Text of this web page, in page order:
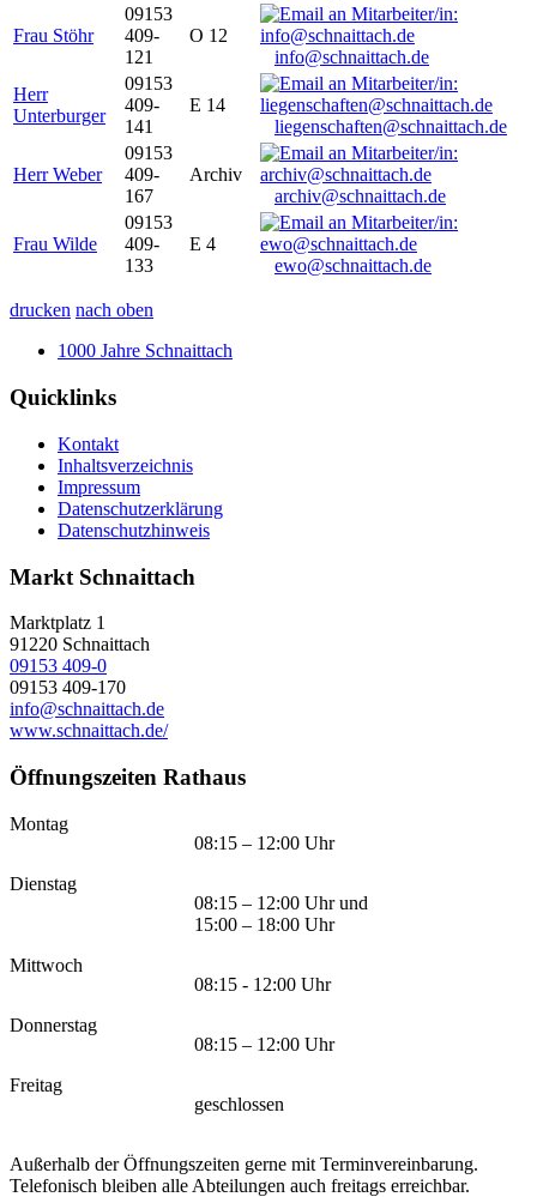
Frau Stöhr
09153
409-
121
O 12
info@schnaittach.de
Herr
Unterburger
09153
409-
141
E 14
liegenschaften@schnaittach.de
Herr Weber
09153
409-
167
Archiv
archiv@schnaittach.de
Frau Wilde
09153
409-
133
E 4
ewo@schnaittach.de
drucken nach oben
1000 Jahre Schnaittach
Quicklinks
Kontakt
Inhaltsverzeichnis
Impressum
Datenschutzerklärung
Datenschutzhinweis
Markt Schnaittach
Marktplatz 1
91220 Schnaittach
09153 409-0
09153 409-170
info@schnaittach.de
www.schnaittach.de/
Öffnungszeiten Rathaus
Montag
08:15 – 12:00 Uhr
Dienstag
08:15 – 12:00 Uhr und
15:00 – 18:00 Uhr
Mittwoch
08:15 - 12:00 Uhr
Donnerstag
08:15 – 12:00 Uhr
Freitag
geschlossen
Außerhalb der Öffnungszeiten gerne mit Terminvereinbarung.
Telefonisch bleiben alle Abteilungen auch freitags erreichbar.